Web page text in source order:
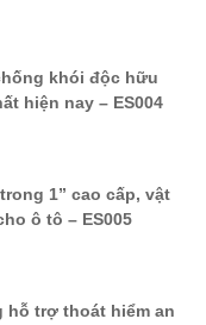
khói độc hữu
hiện nay – ES004
1” cao cấp, vật
ô tô – ES005
hỗ trợ thoát hiểm an